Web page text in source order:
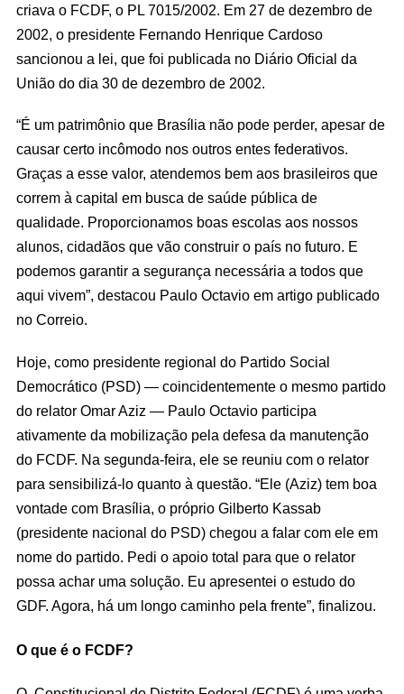
criava o FCDF, o PL 7015/2002. Em 27 de dezembro de
2002, o presidente Fernando Henrique Cardoso
sancionou a lei, que foi publicada no Diário Oficial da
União do dia 30 de dezembro de 2002.
“É um patrimônio que Brasília não pode perder, apesar de
causar certo incômodo nos outros entes federativos.
Graças a esse valor, atendemos bem aos brasileiros que
correm à capital em busca de saúde pública de
qualidade. Proporcionamos boas escolas aos nossos
alunos, cidadãos que vão construir o país no futuro. E
podemos garantir a segurança necessária a todos que
aqui vivem”, destacou Paulo Octavio em artigo publicado
no Correio.
Hoje, como presidente regional do Partido Social
Democrático (PSD) — coincidentemente o mesmo partido
do relator Omar Aziz — Paulo Octavio participa
ativamente da mobilização pela defesa da manutenção
do FCDF. Na segunda-feira, ele se reuniu com o relator
para sensibilizá-lo quanto à questão. “Ele (Aziz) tem boa
vontade com Brasília, o próprio Gilberto Kassab
(presidente nacional do PSD) chegou a falar com ele em
nome do partido. Pedi o apoio total para que o relator
possa achar uma solução. Eu apresentei o estudo do
GDF. Agora, há um longo caminho pela frente”, finalizou.
O que é o FCDF?